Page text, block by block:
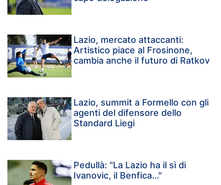
Lazio, mercato attaccanti:
Artistico piace al Frosinone,
cambia anche il futuro di Ratkov
Lazio, summit a Formello con gli
agenti del difensore dello
Standard Liegi
Pedullà: "La Lazio ha il sì di
Ivanovic, il Benfica…"